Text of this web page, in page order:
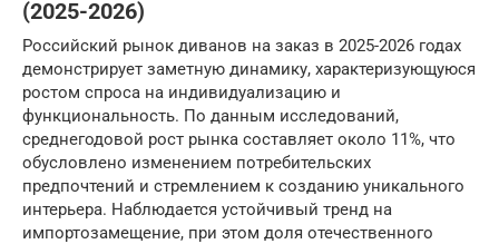
(2025-2026)
Российский рынок диванов на заказ в 2025-2026 годах
демонстрирует заметную динамику, характеризующуюся
ростом спроса на индивидуализацию и
функциональность. По данным исследований,
среднегодовой рост рынка составляет около 11%, что
обусловлено изменением потребительских
предпочтений и стремлением к созданию уникального
интерьера. Наблюдается устойчивый тренд на
импортозамещение, при этом доля отечественного